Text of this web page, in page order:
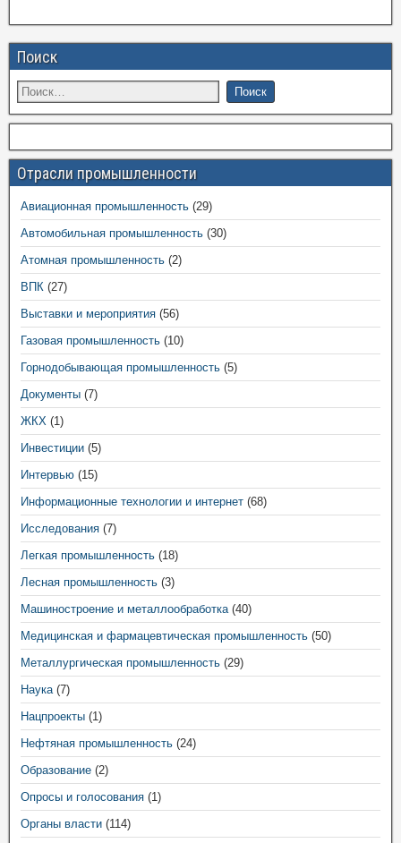
Поиск
Отрасли промышленности
Авиационная промышленность (29)
Автомобильная промышленность (30)
Атомная промышленность (2)
ВПК (27)
Выставки и мероприятия (56)
Газовая промышленность (10)
Горнодобывающая промышленность (5)
Документы (7)
ЖКХ (1)
Инвестиции (5)
Интервью (15)
Информационные технологии и интернет (68)
Исследования (7)
Легкая промышленность (18)
Лесная промышленность (3)
Машиностроение и металлообработка(40)
Медицинская и фармацевтическая промышленность (50)
Металлургическая промышленность (29)
Наука(7)
Нацпроекты (1)
Нефтяная промышленность (24)
Образование (2)
Опросы и голосования (1)
Органы власти (114)